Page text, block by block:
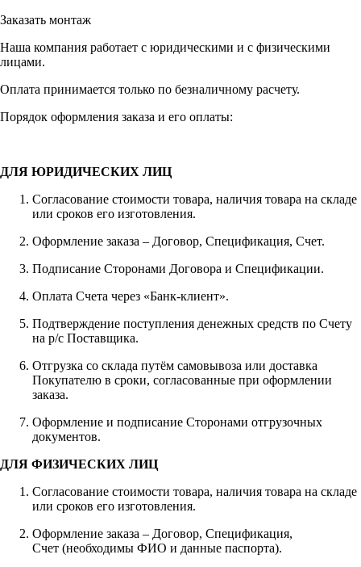
Заказать монтаж
Наша компания работает с юридическими и с физическими
лицами.
Оплата принимается только по безналичному расчету.
Порядок оформления заказа и его оплаты:
ДЛЯ ЮРИДИЧЕСКИХ ЛИЦ
Согласование стоимости товара, наличия товара на складе
или сроков его изготовления.
Оформление заказа – Договор, Спецификация, Счет.
Подписание Сторонами Договора и Спецификации.
Оплата Счета через «Банк-клиент».
Подтверждение поступления денежных средств по Счету
на р/с Поставщика.
Отгрузка со склада путём самовывоза или доставка
Покупателю в сроки, согласованные при оформлении
заказа.
Оформление и подписание Сторонами отгрузочных
документов.
ДЛЯ ФИЗИЧЕСКИХ ЛИЦ
Согласование стоимости товара, наличия товара на складе
или сроков его изготовления.
Оформление заказа – Договор, Спецификация,
Счет (необходимы ФИО и данные паспорта).